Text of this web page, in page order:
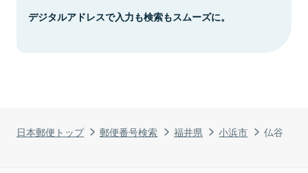
日本郵便トップ 郵便番号検索 福井県 小浜市 仏谷
デジタルアドレスで入力も検索もスムーズに。